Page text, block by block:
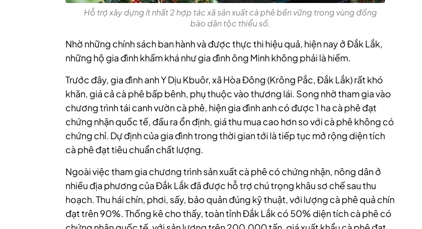
Hỗ trợ xây dựng ít nhất 2 hợp tác xã sản xuất cà phê bền vững trong vùng đồng
bào dân tộc thiểu số.
Nhờ những chính sách ban hành và được thực thi hiệu quả, hiện nay ở Đắk Lắk,
những hộ gia đình khấm khá như gia đình ông Minh không phải là hiếm.
Trước đây, gia đình anh Y Dịu Kbuôr, xã Hòa Đông (Krông Pắc, Đắk Lắk) rất khó
khăn, giá cả cà phê bấp bênh, phụ thuộc vào thương lái. Song nhờ tham gia vào
chương trình tái canh vườn cà phê, hiện gia đình anh có được 1 ha cà phê đạt
chứng nhận quốc tế, đầu ra ổn định, giá thu mua cao hơn so với cà phê không có
chứng chỉ. Dự định của gia đình trong thời gian tới là tiếp tục mở rộng diện tích
cà phê đạt tiêu chuẩn chất lượng.
Ngoài việc tham gia chương trình sản xuất cà phê có chứng nhận, nông dân ở
nhiều địa phương của Đắk Lắk đã được hỗ trợ chú trọng khâu sơ chế sau thu
hoạch. Thu hái chín, phơi, sấy, bảo quản đúng kỹ thuật, với lượng cà phê quả chín
đạt trên 90%.Thống kê cho thấy, toàn tỉnh Đắk Lắk có 50% diện tích cà phê có